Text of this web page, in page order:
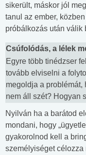
sikerült, máskor jól
tanul az ember,
próbálkozás után válik
Csúfolódás, a lélek
Egyre több tinédzser
tovább elviselni a
megoldja a problémát,
nem áll szét? Hogyan
Nyilván ha a barátod
mondani, hogy
gyakorolnod kell a
személyiséget célozza